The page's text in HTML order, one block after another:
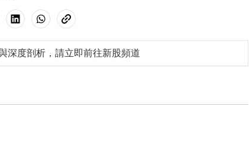
深度剖析，請立即前往新股頻道